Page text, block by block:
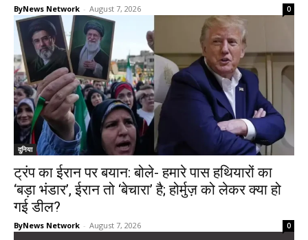
ByNews Network - August 7, 2026 0
दुनिया
ट्रंप का ईरान पर बयान: बोले- हमारे पास हथियारों का
‘बड़ा भंडार’, ईरान तो ‘बेचारा’ है; होर्मुज़ को लेकर क्या हो
गई डील?
ByNews Network - August 7, 2026 0